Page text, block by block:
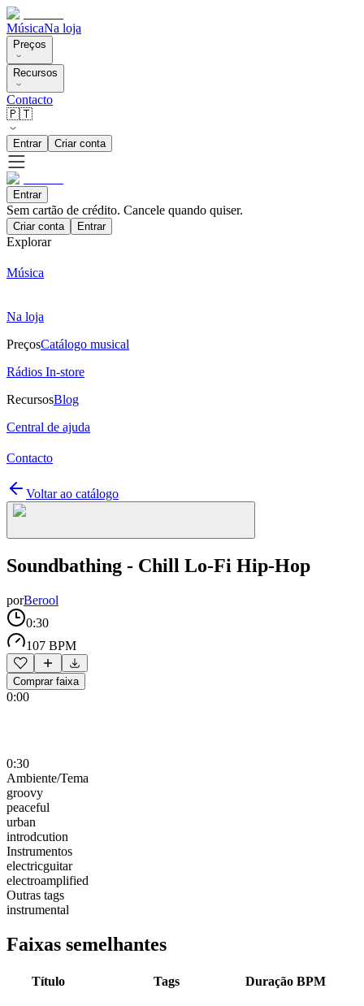
MúsicaNa loja
Preços
Recursos
Contacto
🇵🇹
Entrar Criar conta
Entrar
Sem cartão de crédito. Cancele quando quiser.
Criar conta Entrar
Explorar
Música
Na loja
PreçosCatálogo musical
Rádios In-store
RecursosBlog
Central de ajuda
Contacto
Voltar ao catálogo
Soundbathing - Chill Lo-Fi Hip-Hop
porBerool
0:30
107 BPM
Comprar faixa
0:00
0:30
Ambiente/Tema
groovy
peaceful
urban
introdcution
Instrumentos
electricguitar
electroamplified
Outras tags
instrumental
Faixas semelhantes
Título Tags Duração BPM